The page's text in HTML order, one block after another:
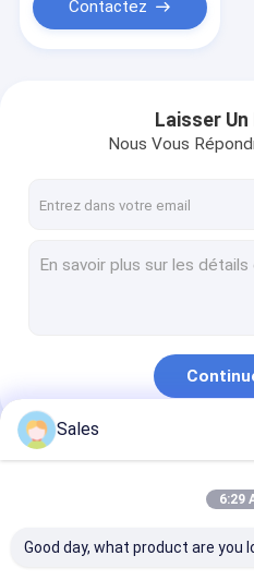
À propos de nous
Contactez
Laisser
Nous Vous
Nos Catégories
Sales
6:29
Good day, what product are you